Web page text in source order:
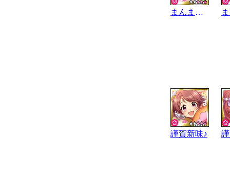
まんまるﾛｹｰｼｮﾝ
謹賀新味♪